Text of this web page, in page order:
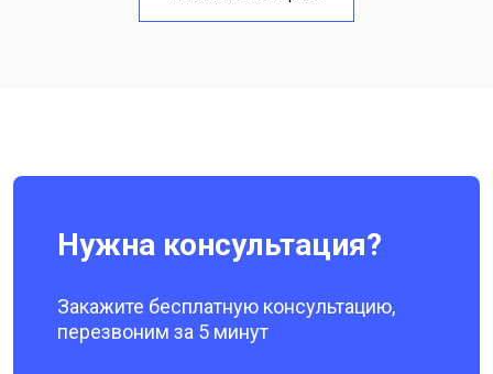
Замена кнопки включения от 1750 ₽
Нужна консультация?
Закажите бесплатную консультацию,
перезвоним за 5 минут